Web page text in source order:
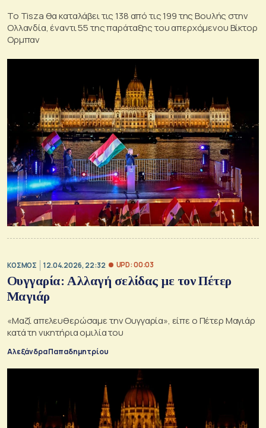
Το Tisza θα καταλάβει τις 138 από τις 199 της Βουλής στην
Ολλανδία, έναντι 55 της παράταξης του απερχόμενου Βίκτορ
Ορμπαν
ΚΟΣΜΟΣ 12.04.2026, 22:32 UPD: 00:03
Ουγγαρία: Αλλαγή σελίδας με τον Πέτερ
Μαγιάρ
«Μαζί απελευθερώσαμε την Ουγγαρία», είπε ο Πέτερ Μαγιάρ
κατά τη νικητήρια ομιλία του
Αλεξάνδρα Παπαδημητρίου